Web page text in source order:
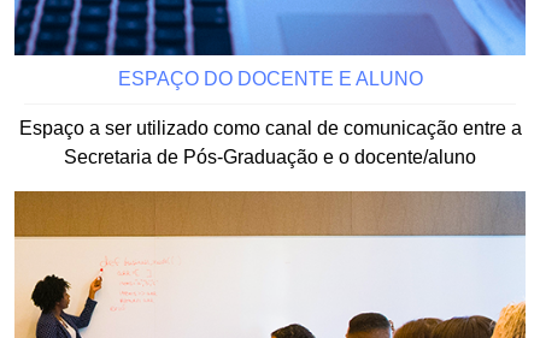
ESPAÇO DO DOCENTE E ALUNO
Espaço a ser utilizado como canal de comunicação entre a
Secretaria de Pós-Graduação e o docente/aluno